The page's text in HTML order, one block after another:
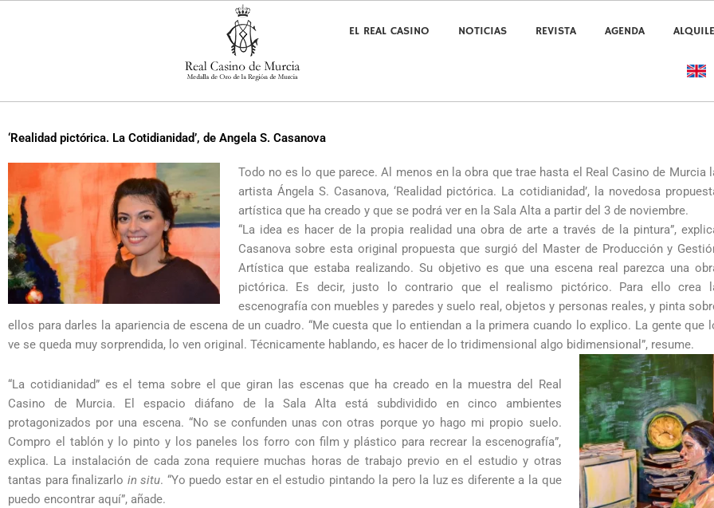
EL REAL CASINO NOTICIAS REVISTA AGENDA
‘Realidad pictórica. La Cotidianidad’, de Angela S. Casanova
Todo no es lo que parece. Al menos en la obra que trae hasta el Real Casino de Murcia
artista Ángela S. Casanova, ‘Realidad pictórica. La cotidianidad’, la novedosa
artística que ha creado y que se podrá ver en la Sala Alta a partir del 3 de noviembre.
“La idea es hacer de la propia realidad una obra de arte a través de la pintura”,
Casanova sobre esta original propuesta que surgió del Master de Producción y
Artística que estaba realizando. Su objetivo es que una escena real parezca una
pictórica. Es decir, justo lo contrario que el realismo pictórico. Para ello crea
escenografía con muebles y paredes y suelo real, objetos y personas reales, y pinta
ellos para darles la apariencia de escena de un cuadro. “Me cuesta que lo entiendan a la primera cuando lo explico. La gente que
ve se queda muy sorprendida, lo ven original. Técnicamente hablando, es hacer de lo tridimensional algo bidimensional”, resume.
“La cotidianidad” es el tema sobre el que giran las escenas que ha creado en la muestra del Real
Casino de Murcia. El espacio diáfano de la Sala Alta está subdividido en cinco ambientes
protagonizados por una escena. “No se confunden unas con otras porque yo hago mi propio suelo.
Compro el tablón y lo pinto y los paneles los forro con film y plástico para recrear la escenografía”,
explica. La instalación de cada zona requiere muchas horas de trabajo previo en el estudio y otras
tantas para finalizarlo in situ. “Yo puedo estar en el estudio pintando la pero la luz es diferente a la que
puedo encontrar aquí”, añade.